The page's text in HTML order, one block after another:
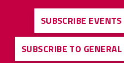
SUBSCRIBE
SUBSCRIBE TO